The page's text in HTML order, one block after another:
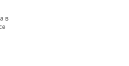
в